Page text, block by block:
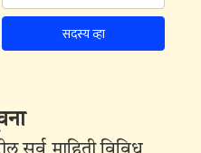
सदस्य व्हा